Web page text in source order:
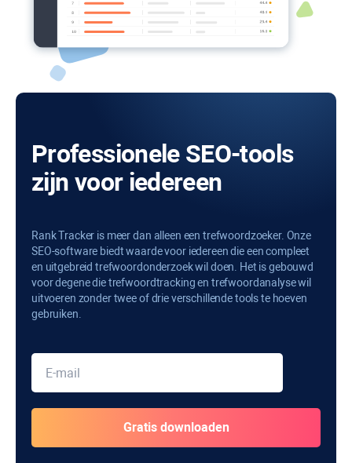
Professionele SEO-tools
zijn voor iedereen
Rank Tracker is meer dan alleen een trefwoordzoeker. Onze
SEO-software biedt waarde voor iedereen die een compleet
en uitgebreid trefwoordonderzoek wil doen. Het is gebouwd
voor degene die trefwoordtracking en trefwoordanalyse wil
uitvoeren zonder twee of drie verschillende tools te hoeven
gebruiken.